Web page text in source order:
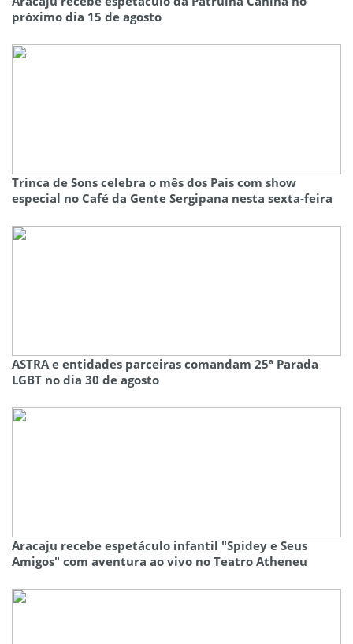
próximo dia 15 de agosto
Trinca de Sons celebra o mês dos Pais com show
especial no Café da Gente Sergipana nesta sexta-feira
ASTRA e entidades parceiras comandam 25ª Parada
LGBT no dia 30 de agosto
Aracaju recebe espetáculo infantil "Spidey e Seus
Amigos" com aventura ao vivo no Teatro Atheneu